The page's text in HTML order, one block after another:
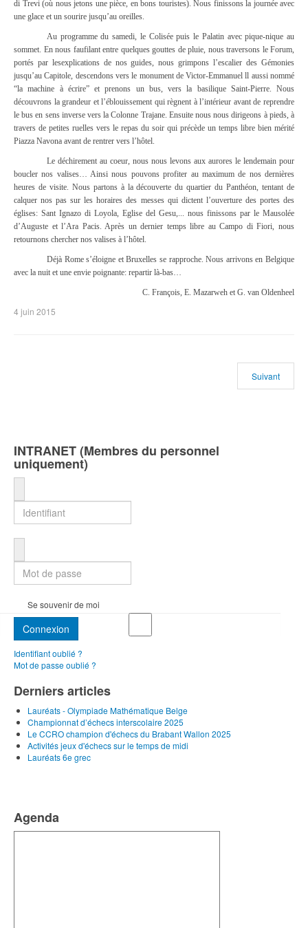
di Trevi (où nous jetons une pièce, en bons touristes). Nous finissons la journée avec
une glace et un sourire jusqu’au oreilles.
Au programme du samedi, le Colisée puis le Palatin avec pique-nique au
sommet. En nous faufilant entre quelques gouttes de pluie, nous traversons le Forum,
portés par lesexplications de nos guides, nous grimpons l’escalier des Gémonies
jusqu’au Capitole, descendons vers le monument de Victor-Emmanuel ll aussi nommé
“la machine à écrire” et prenons un bus, vers la basilique Saint-Pierre. Nous
découvrons la grandeur et l’éblouissement qui règnent à l’intérieur avant de reprendre
le bus en sens inverse vers la Colonne Trajane. Ensuite nous nous dirigeons à pieds, à
travers de petites ruelles vers le repas du soir qui précède un temps libre bien mérité
Piazza Navona avant de rentrer vers l’hôtel.
Le déchirement au coeur, nous nous levons aux aurores le lendemain pour
boucler nos valises… Ainsi nous pouvons profiter au maximum de nos dernières
heures de visite. Nous partons à la découverte du quartier du Panthéon, tentant de
calquer nos pas sur les horaires des messes qui dictent l’ouverture des portes des
églises: Sant Ignazo di Loyola, Eglise del Gesu,... nous finissons par le Mausolée
d’Auguste et l’Ara Pacis. Après un dernier temps libre au Campo di Fiori, nous
retournons chercher nos valises à l’hôtel.
Déjà Rome s’éloigne et Bruxelles se rapproche. Nous arrivons en Belgique
avec la nuit et une envie poignante: repartir là-bas…
C. François, E. Mazarweh et G. van Oldenheel
4 juin 2015
Suivant
INTRANET (Membres du personnel
uniquement)
Se souvenir de moi
Connexion
Identifiant oublié ?
Mot de passe oublié ?
Derniers articles
Lauréats - Olympiade Mathématique Belge
Championnat d’échecs interscolaire 2025
Le CCRO champion d'échecs du Brabant Wallon 2025
Activités jeux d'échecs sur le temps de midi
Lauréats 6e grec
Agenda